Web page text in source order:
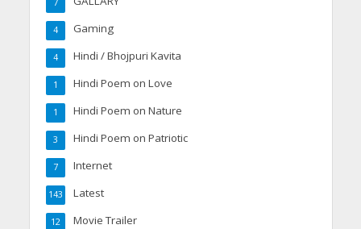
7
Gaming
4
Hindi / Bhojpuri Kavita
4
Hindi Poem on Love
1
Hindi Poem on Nature
1
Hindi Poem on Patriotic
3
Internet
7
Latest
143
Movie Trailer
12